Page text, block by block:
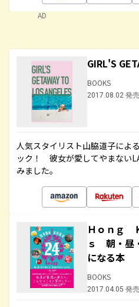
AD
GIRL'S
BOOKS
2017.08.02 発売
人気スタイリスト山脇道子によ
ック！ 彼女が愛してやまない
みました。
Ｈｏｎｇ
ｓ 朝・昼
になる本
BOOKS
2017.04.05 発売